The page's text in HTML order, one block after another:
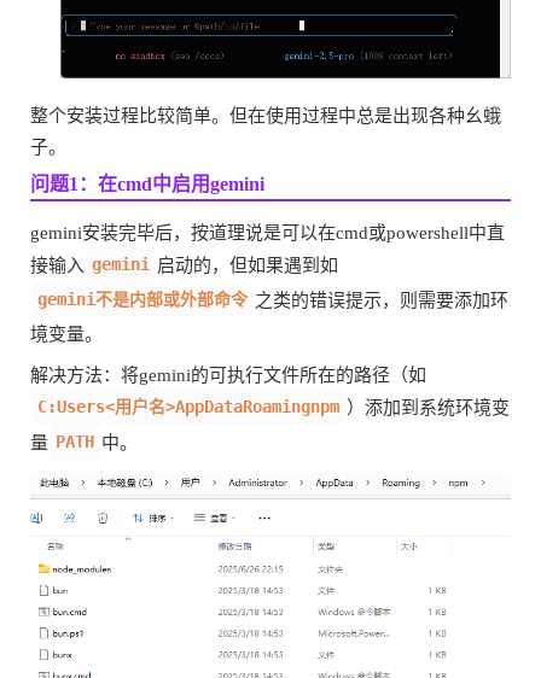
整个安装过程比较简单。但在使用过程中总是出现各种幺蛾
子。
问题1：在cmd中启用gemini
gemini安装完毕后，按道理说是可以在cmd或powershell中直
接输入 gemini 启动的，但如果遇到如
gemini不是内部或外部命令 之类的错误提示，则需要添加环
境变量。
解决方法：将gemini的可执行文件所在的路径（如
C:Users<用户名>AppDataRoamingnpm ）添加到系统环境变
量 PATH 中。